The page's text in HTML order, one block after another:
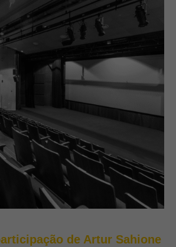
de Artur Sahione